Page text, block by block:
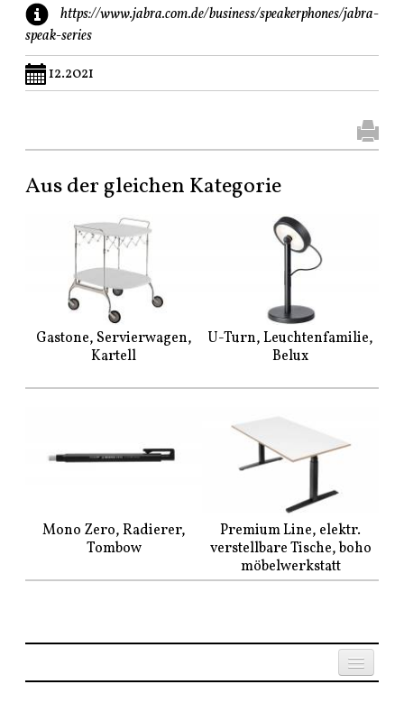
https://www.jabra.com.de/business/speakerphones/jabra-
speak-series
12.2021
Aus der gleichen Kategorie
Gastone, Servierwagen,
Kartell
U-Turn, Leuchtenfamilie,
Belux
Mono Zero, Radierer,
Tombow
Premium Line, elektr.
verstellbare Tische, boho
möbelwerkstatt